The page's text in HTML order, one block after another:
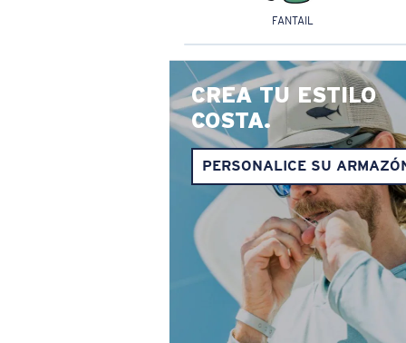
FANTAIL
CREA TU ESTILO
COSTA.
PERSONALICE SU